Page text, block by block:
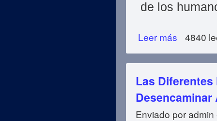
de los
Leer más sobre ¿Cómo
4840
Las Diferentes
Desencaminar
Enviado poradmin